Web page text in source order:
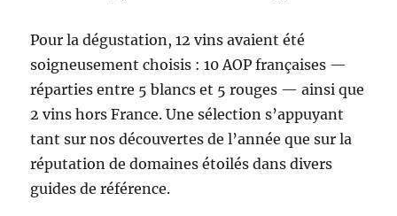
Pour la dégustation, 12 vins avaient été
soigneusement choisis : 10 AOP françaises —
réparties entre 5 blancs et 5 rouges — ainsi que
2 vins hors France. Une sélection s’appuyant
tant sur nos découvertes de l’année que sur la
réputation de domaines étoilés dans divers
guides de référence.